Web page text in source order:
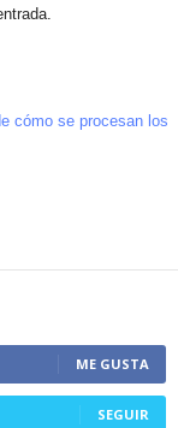
cómo se procesan los
ME GUSTA
SEGUIR